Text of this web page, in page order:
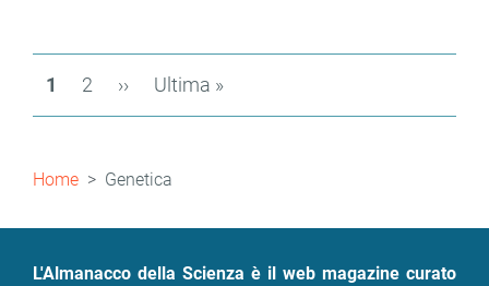
Paginazione
Pagina
1 Page
2
Pagina
››
Ultima
Ultima »
Briciole
Home Genetica
L'Almanacco della Scienza è il web magazine curato